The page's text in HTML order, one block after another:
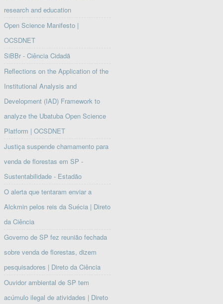
research and education
Open Science Manifesto |
OCSDNET
SiBBr - Ciência Cidadã
Reflections on the Application of the
Institutional Analysis and
Development (IAD) Framework to
analyze the Ubatuba Open Science
Platform | OCSDNET
Justiça suspende chamamento para
venda de florestas em SP -
Sustentabilidade - Estadão
O alerta que tentaram enviar a
Alckmin pelos reis da Suécia | Direto
da Ciência
Governo de SP fez reunião fechada
sobre venda de florestas, dizem
pesquisadores | Direto da Ciência
Ouvidor ambiental de SP tem
acúmulo ilegal de atividades | Direto